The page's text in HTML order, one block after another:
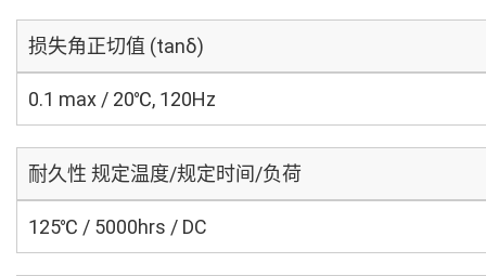
损失角正切值 (tanδ)
0.1 max / 20℃, 120Hz
耐久性 规定温度/规定时间/负荷
125℃ / 5000hrs / DC